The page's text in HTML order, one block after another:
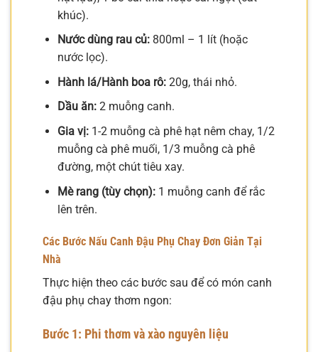
khúc).
Nước dùng rau củ:800ml – 1 lít (hoặc
nước lọc).
Hành lá/Hành boa rô:20g, thái nhỏ.
Dầu ăn:2 muỗng canh.
Gia vị:1-2 muỗng cà phê hạt nêm chay, 1/2
muỗng cà phê muối, 1/3 muỗng cà phê
đường, một chút tiêu xay.
Mè rang (tùy chọn):1 muỗng canh để rắc
lên trên.
Các Bước Nấu Canh Đậu Phụ Chay Đơn Giản Tại
Nhà
Thực hiện theo các bước sau để có món canh
đậu phụ chay thơm ngon:
Bước 1: Phi thơm và xào nguyên liệu